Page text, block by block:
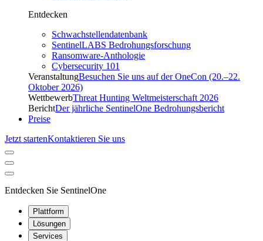
Entdecken
Schwachstellendatenbank
SentinelLABS Bedrohungsforschung
Ransomware-Anthologie
Cybersecurity 101
VeranstaltungBesuchen Sie uns auf der OneCon (20.–22.
Oktober 2026)
WettbewerbThreat Hunting Weltmeisterschaft 2026
BerichtDer jährliche SentinelOne Bedrohungsbericht
Preise
Jetzt startenKontaktieren Sie uns
Entdecken Sie SentinelOne
Plattform
Lösungen
Services